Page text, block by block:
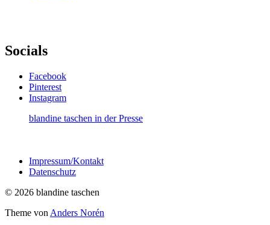
Socials
Facebook
Pinterest
Instagram
blandine taschen in der Presse
Impressum/Kontakt
Datenschutz
© 2026 blandine taschen
Theme von Anders Norén